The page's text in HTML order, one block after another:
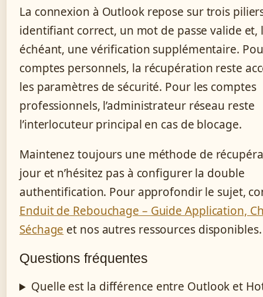
La connexion à Outlook repose sur trois
identifiant correct, un mot de passe valide et,
échéant, une vérification supplémentaire.
comptes personnels, la récupération reste
les paramètres de sécurité. Pour les comptes
professionnels, l’administrateur réseau reste
l’interlocuteur principal en cas de blocage.
Maintenez toujours une méthode de
jour et n’hésitez pas à configurer la double
authentification. Pour approfondir le sujet,
Enduit de Rebouchage – Guide Application,
Séchage et nos autres ressources disponibles.
Questions fréquentes
Quelle est la différence entre Outlook et